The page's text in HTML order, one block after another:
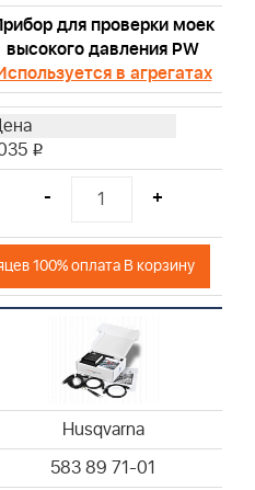
Husqvarna
Husqvarna
Husqvarna
Husqvarna
Husqvarna
Husqvarna
Husqvarna
Husqvarna
Husqvarna
Husqvarna
Husqvarna
Husqvarna
Husqvarna
Husqvarna
Husqvarna
для проверки моек
высокого давления PW
в агрегатах
i
- +
100% оплата В корзину
Husqvarna
583 89 71-01